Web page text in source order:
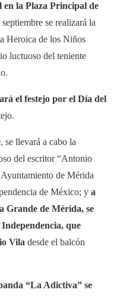
en la Plaza Principal de
se realizará la
Heroica de los Niños
luctuoso del teniente
el festejo por el Día del
, se llevará a cabo la
del escritor “Antonio
de Mérida
de México; y a
Grande de Mérida, se
que
Vila desde el balcón
“La Adictiva” se